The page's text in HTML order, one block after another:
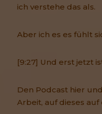
ich verstehe das als.
Aber ich es es fühlt
[9:27] Und erst jetzt
Den Podcast hier
Arbeit, auf dieses auf